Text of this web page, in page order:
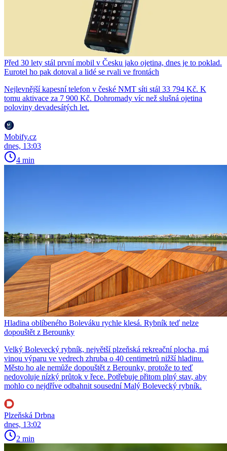
Před 30 lety stál první mobil v Česku jako ojetina, dnes je to poklad.
Eurotel ho pak dotoval a lidé se rvali ve frontách
Nejlevnější kapesní telefon v české NMT síti stál 33 794 Kč. K
tomu aktivace za 7 900 Kč. Dohromady víc než slušná ojetina
poloviny devadesátých let.
Mobify.cz
dnes, 13:03
4 min
Hladina oblíbeného Boleváku rychle klesá. Rybník teď nelze
dopouštět z Berounky
Velký Bolevecký rybník, největší plzeňská rekreační plocha, má
vinou výparu ve vedrech zhruba o 40 centimetrů nižší hladinu.
Město ho ale nemůže dopouštět z Berounky, protože to teď
nedovoluje nízký průtok v řece. Potřebuje přitom plný stav, aby
mohlo co nejdříve odbahnit sousední Malý Bolevecký rybník.
Plzeňská Drbna
dnes, 13:02
2 min